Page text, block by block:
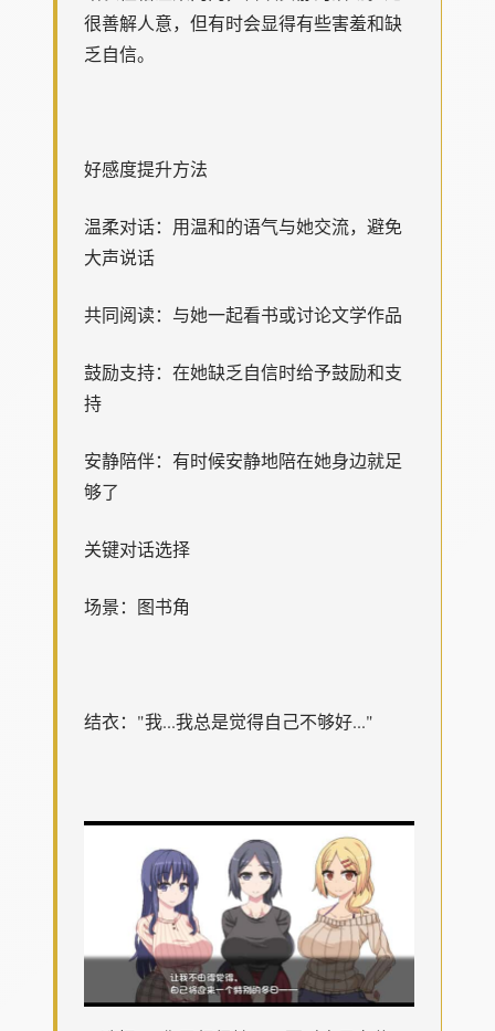
很善解人意，但有时会显得有些害羞和缺
乏自信。
好感度提升方法
温柔对话：用温和的语气与她交流，避免
大声说话
共同阅读：与她一起看书或讨论文学作品
鼓励支持：在她缺乏自信时给予鼓励和支
持
安静陪伴：有时候安静地陪在她身边就足
够了
关键对话选择
场景：图书角
结衣："我...我总是觉得自己不够好..."